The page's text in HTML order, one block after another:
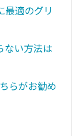
最適のグリ
ない方法は
らがお勧め